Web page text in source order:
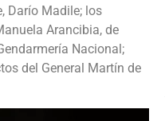
Darío Madile; los
Arancibia, de
Nacional;
del General Martín de